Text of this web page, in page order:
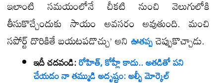
ఇలాంటి సమయంలోనే చీకటి నుంచి వెలుగులోకి
తీసుకొచ్చేందుకు సాయం అవసరం అవుతుంది. మంచి
సపోర్ట్ దొరికితే బయటపడొచ్చు’ అని ఊతప్పచెప్పుకొచ్చాడు.
ఇదీ చదవండి:రోహిత్, కోహ్లీ కాదు.. అతడితో పని
చేయడం నా తమ్ముడి అదృష్టం: అల్బీ మోర్కెల్